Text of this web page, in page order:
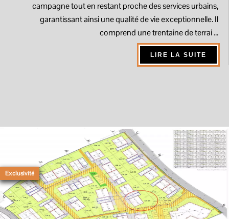
campagne tout en restant proche des services urbains,
garantissant ainsi une qualité de vie exceptionnelle. Il
comprend une trentaine de terrai ...
LIRE LA SUITE
Exclusivité